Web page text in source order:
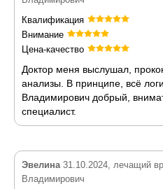
Квалификация
Внимание
Цена-качество
Доктор меня выслушал,
анализы. В принципе, всё
Владимирович добрый,
специалист.
Эвелина31.10.2024, лечащий
Владимирович